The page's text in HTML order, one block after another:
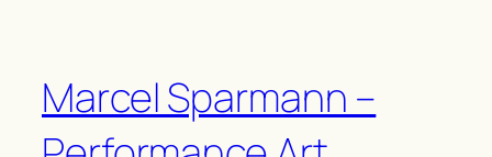
Marcel Sparmann –